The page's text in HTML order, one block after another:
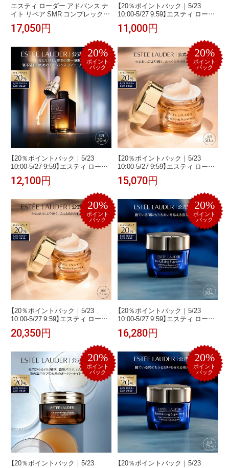
エスティ ローダー アドバンス ナ
イト リペア SMR コンプレックス
（50mL） ESTEE LAUDER | 1滴の
力 1本の感動 エイジングケア う
17,050円
【20％ポイントバック｜5/23
10:00-5/27 9:59】エスティ ローダ
ー アドバンス ナイト リペア アイ
ジェル SMR コンプレックス
ESTEE LAUDER | 目もと用ジェ
ル アイケア クリーム 目元ケア
11,000円
20%
ポイント
バック
【20％ポイントバック｜5/23
10:00-5/27 9:59】エスティ ローダ
ー アドバンス ナイト リペア SMR
コンプレックス（30mL） ESTEE
LAUDER | 1滴の力 1本の感動 エ
イジングケア うるおい 美容液
12,100円
20%
ポイント
バック
【20％ポイントバック｜5/23
10:00-5/27 9:59】エスティ ローダ
ー シュープリーム プラス YP ク
リーム（50mL） ESTEE LAUDER |
保湿クリーム 顔 フェイスクリー
ム 保湿 ハリ ハリ肌 乾燥
15,070円
20%
ポイント
バック
【20％ポイントバック｜5/23
10:00-5/27 9:59】エスティ ローダ
ー シュープリーム プラス YP ク
リーム（75mL） ESTEE LAUDER |
保湿クリーム 顔 フェイスクリー
ム 乾燥 保湿 ハリ ハリ肌
20,350円
20%
ポイント
バック
【20％ポイントバック｜5/23
10:00-5/27 9:59】エスティ ローダ
ー シュープリーム プラス ナイト
バウンス クリーム (50mL) ESTEE
LAUDER | 夜用 保湿クリーム 顔
フェイスクリーム
16,280円
20%
ポイント
バック
【20％ポイントバック｜5/23
20%
ポイント
バック
【20％ポイントバック｜5/23